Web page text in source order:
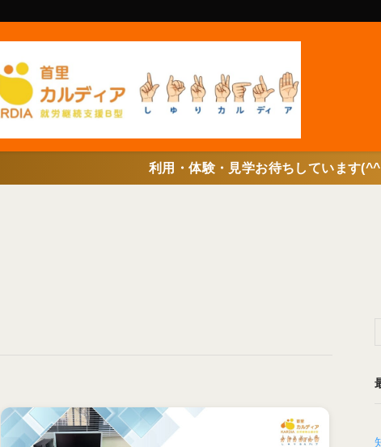
利用・体験・見学お待ちしています(^^♪申し込み